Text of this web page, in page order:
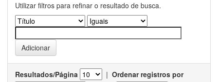
Utilizar filtros para refinar o resultado de busca.
Resultados/Página | Ordenar registros por